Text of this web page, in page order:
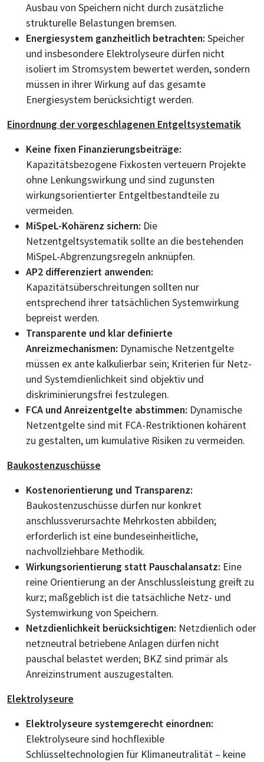
Ausbau von Speichern nicht durch zusätzliche
strukturelle Belastungen bremsen.
Energiesystem ganzheitlich betrachten: Speicher
und insbesondere Elektrolyseure dürfen nicht
isoliert im Stromsystem bewertet werden, sondern
müssen in ihrer Wirkung auf das gesamte
Energiesystem berücksichtigt werden.
Einordnung der vorgeschlagenen Entgeltsystematik
Keine fixen Finanzierungsbeiträge:
Kapazitätsbezogene Fixkosten verteuern Projekte
ohne Lenkungswirkung und sind zugunsten
wirkungsorientierter Entgeltbestandteile zu
vermeiden.
MiSpeL-Kohärenz sichern: Die
Netzentgeltsystematik sollte an die bestehenden
MiSpeL-Abgrenzungsregeln anknüpfen.
AP2 differenziert anwenden:
Kapazitätsüberschreitungen sollten nur
entsprechend ihrer tatsächlichen Systemwirkung
bepreist werden.
Transparente und klar definierte
Anreizmechanismen: Dynamische Netzentgelte
müssen ex ante kalkulierbar sein; Kriterien für Netz-
und Systemdienlichkeit sind objektiv und
diskriminierungsfrei festzulegen.
FCA und Anreizentgelte abstimmen: Dynamische
Netzentgelte sind mit FCA-Restriktionen kohärent
zu gestalten, um kumulative Risiken zu vermeiden.
Baukostenzuschüsse
Kostenorientierung und Transparenz:
Baukostenzuschüsse dürfen nur konkret
anschlussverursachte Mehrkosten abbilden;
erforderlich ist eine bundeseinheitliche,
nachvollziehbare Methodik.
Wirkungsorientierung statt Pauschalansatz: Eine
reine Orientierung an der Anschlussleistung greift zu
kurz; maßgeblich ist die tatsächliche Netz- und
Systemwirkung von Speichern.
Netzdienlichkeit berücksichtigen: Netzdienlich oder
netzneutral betriebene Anlagen dürfen nicht
pauschal belastet werden; BKZ sind primär als
Anreizinstrument auszugestalten.
Elektrolyseure
Elektrolyseure systemgerecht einordnen:
Elektrolyseure sind hochflexible
Schlüsseltechnologien für Klimaneutralität – keine